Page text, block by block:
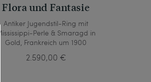
Flora und Fantasie
Antiker Jugendstil-Ring mit
Mississippi-Perle & Smaragd in
Gold, Frankreich um 1900
2.590,00 €